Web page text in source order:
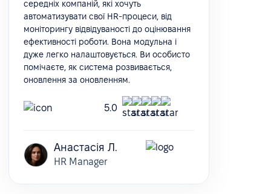
середніх компаній, які хочуть
автоматизувати свої HR-процеси, від
моніторингу відвідуваності до оцінювання
ефективності роботи. Вона модульна і
дуже легко налаштовується. Ви особисто
помічаєте, як система розвивається,
оновлення за оновленням.
5.0
Анастасія Л.
HR Manager